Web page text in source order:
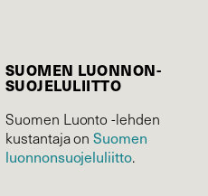
SUOMEN LUONNON­
SUOJELU­LIITTO
Suomen Luonto -lehden
kustantaja onSuomen
luonnonsuojelu­liitto.